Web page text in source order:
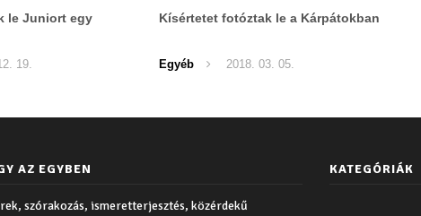
le Juniort egy
19.
Kísértetet fotóztak le a Kárpátokban
Egyéb 2018. 03. 05.
AZ EGYBEN
szórakozás, ismeretterjesztés, közérdekű
KATEGÓRIÁK